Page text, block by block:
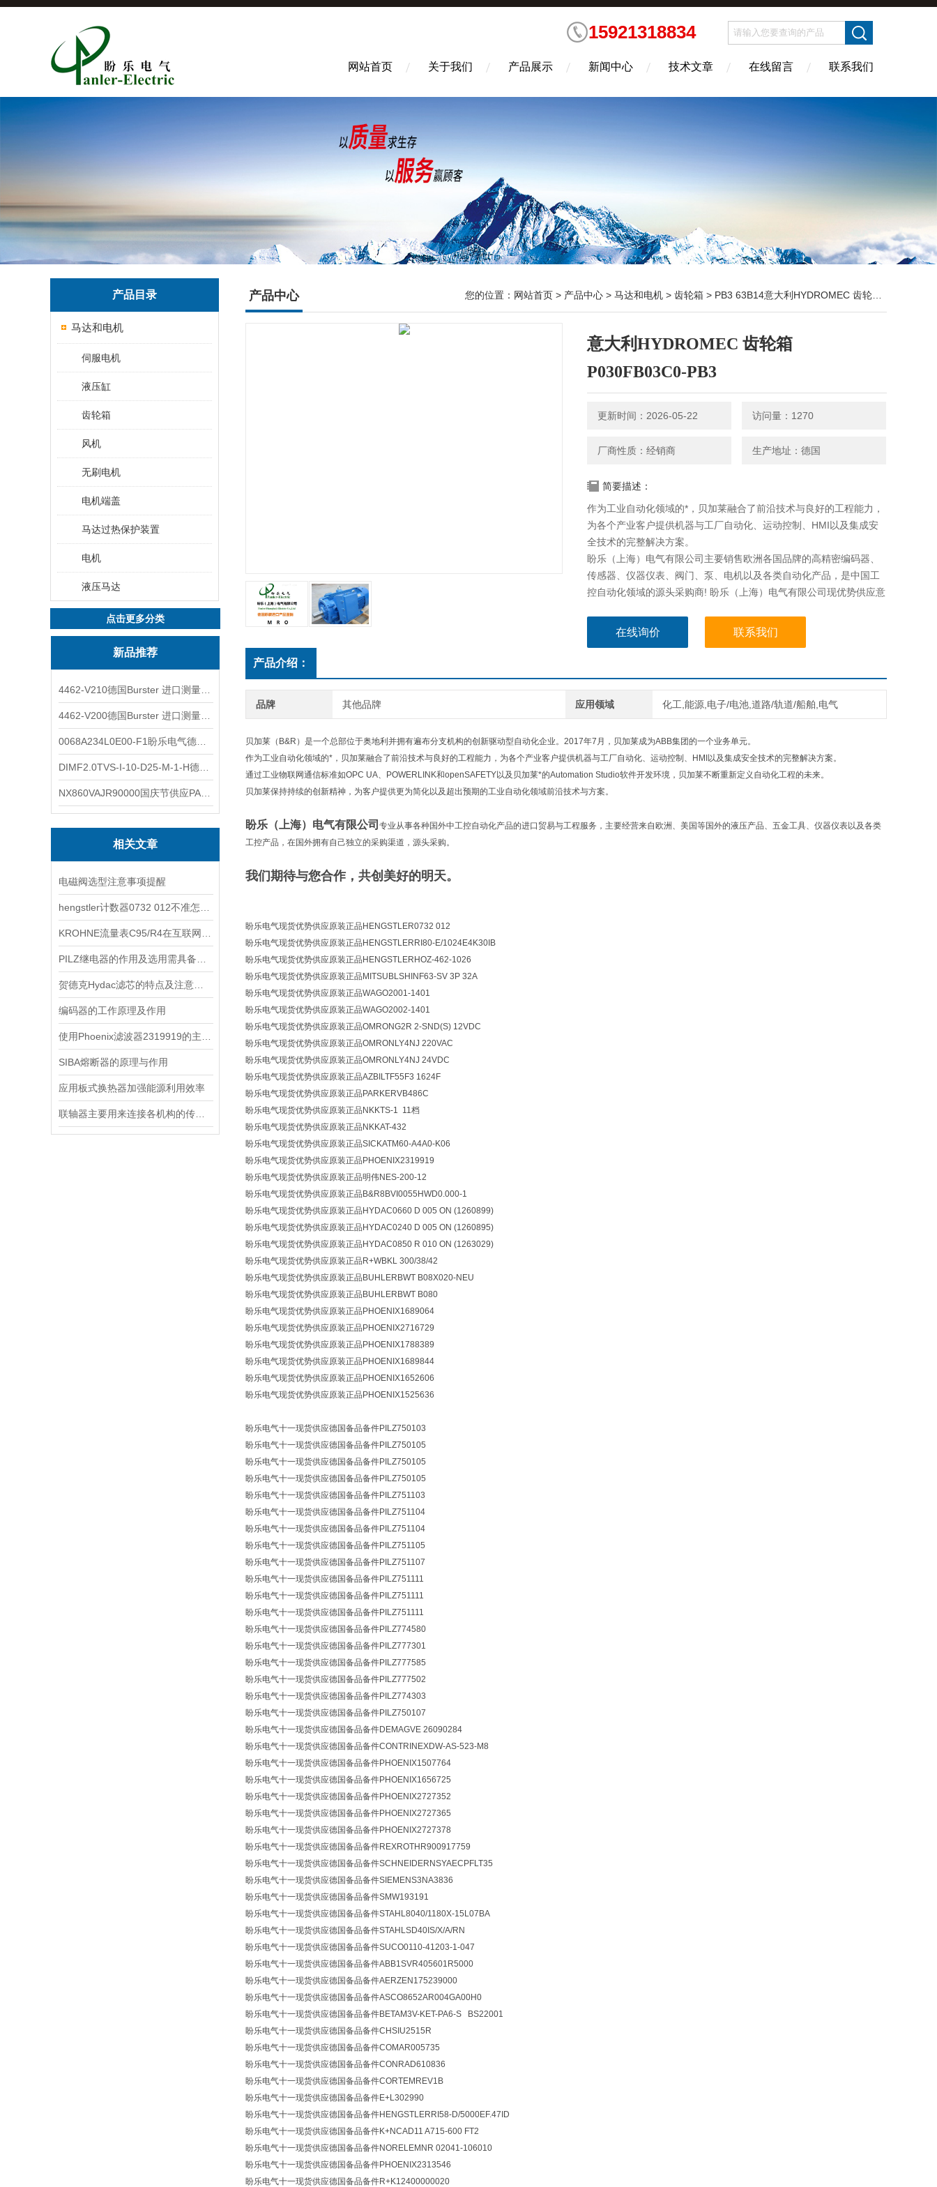
15921318834
网站首页 关于我们 产品展示 新闻中心 技术文章 在线留言 联系我们
产品目录
马达和电机
伺服电机
液压缸
齿轮箱
风机
无刷电机
电机端盖
马达过热保护装置
电机
液压马达
点击更多分类
新品推荐
相关文章
电磁阀选型注意事项提醒
编码器的工作原理及作用
SIBA熔断器的原理与作用
应用板式换热器加强能源利用效率
产品中心 您的位置： 网站首页 > 产品中心 > 马达和电机 > 齿轮箱 > PB3 63B14意大利HYDROMEC 齿轮箱 P030FB03C0-PB3
意大利HYDROMEC 齿轮箱
P030FB03C0-PB3
更新时间：2026-05-22 访问量：1270
厂商性质：经销商 生产地址：德国
简要描述：
作为工业自动化领域的*，贝加莱融合了前沿技术与良好的工程能力，
为各个产业客户提供机器与工厂自动化、运动控制、HMI以及集成安
全技术的完整解决方案。
盼乐（上海）电气有限公司主要销售欧洲各国品牌的高精密编码器、
传感器、仪器仪表、阀门、泵、电机以及各类自动化产品，是中国工
控自动化领域的源头采购商! 盼乐（上海）电气有限公司现优势供应意
在线询价 联系我们
产品介绍：
品牌 其他品牌 应用领域 化工,能源,电子/电池,道路/轨道/船舶,电气
贝加莱（B&R）是一个总部位于奥地利并拥有遍布分支机构的创新驱动型自动化企业。2017年7月，贝加莱成为ABB集团的一个业务单元。
作为工业自动化领域的*，贝加莱融合了前沿技术与良好的工程能力，为各个产业客户提供机器与工厂自动化、运动控制、HMI以及集成安全技术的完整解决方案。
通过工业物联网通信标准如OPC UA、POWERLINK和openSAFETY以及贝加莱*的Automation Studio软件开发环境，贝加莱不断重新定义自动化工程的未来。
贝加莱保持持续的创新精神，为客户提供更为简化以及超出预期的工业自动化领域前沿技术与方案。
盼乐（上海）电气有限公司 专业从事各种国外中工控自动化产品的进口贸易与工程服务，主要经营来自欧洲、美国等国外的液压产品、五金工具、仪器仪表以及各类
工控产品，在国外拥有自己独立的采购渠道，源头采购。
我们期待与您合作，共创美好的明天。
盼乐电气现货优势供应原装正品 HENGSTLER0732 012
盼乐电气现货优势供应原装正品HENGSTLERRI80-E/1024E4K30IB
盼乐电气现货优势供应原装正品HENGSTLERHOZ-462-1026
盼乐电气现货优势供应原装正品MITSUBLSHINF63-SV 3P 32A
盼乐电气现货优势供应原装正品WAGO2001-1401
盼乐电气现货优势供应原装正品WAGO2002-1401
盼乐电气现货优势供应原装正品OMRONG2R 2-SND(S) 12VDC
盼乐电气现货优势供应原装正品OMRONLY4NJ 220VAC
盼乐电气现货优势供应原装正品OMRONLY4NJ 24VDC
盼乐电气现货优势供应原装正品AZBILTF55F3 1624F
盼乐电气现货优势供应原装正品PARKERVB486C
盼乐电气现货优势供应原装正品NKKTS-1 11档
盼乐电气现货优势供应原装正品NKKAT-432
盼乐电气现货优势供应原装正品SICKATM60-A4A0-K06
盼乐电气现货优势供应原装正品PHOENIX2319919
盼乐电气现货优势供应原装正品明伟NES-200-12
盼乐电气现货优势供应原装正品B&R8BVI0055HWD0.000-1
盼乐电气现货优势供应原装正品HYDAC0660 D 005 ON (1260899)
盼乐电气现货优势供应原装正品HYDAC0240 D 005 ON (1260895)
盼乐电气现货优势供应原装正品HYDAC0850 R 010 ON (1263029)
盼乐电气现货优势供应原装正品R+WBKL 300/38/42
盼乐电气现货优势供应原装正品BUHLERBWT B08X020-NEU
盼乐电气现货优势供应原装正品BUHLERBWT B080
盼乐电气现货优势供应原装正品PHOENIX1689064
盼乐电气现货优势供应原装正品PHOENIX2716729
盼乐电气现货优势供应原装正品PHOENIX1788389
盼乐电气现货优势供应原装正品PHOENIX1689844
盼乐电气现货优势供应原装正品PHOENIX1652606
盼乐电气现货优势供应原装正品PHOENIX1525636
盼乐电气十一现货供应德国备品备件PILZ750103
盼乐电气十一现货供应德国备品备件PILZ750105
盼乐电气十一现货供应德国备品备件PILZ750105
盼乐电气十一现货供应德国备品备件PILZ750105
盼乐电气十一现货供应德国备品备件PILZ751103
盼乐电气十一现货供应德国备品备件PILZ751104
盼乐电气十一现货供应德国备品备件PILZ751104
盼乐电气十一现货供应德国备品备件PILZ751105
盼乐电气十一现货供应德国备品备件PILZ751107
盼乐电气十一现货供应德国备品备件PILZ751111
盼乐电气十一现货供应德国备品备件PILZ751111
盼乐电气十一现货供应德国备品备件PILZ751111
盼乐电气十一现货供应德国备品备件PILZ774580
盼乐电气十一现货供应德国备品备件PILZ777301
盼乐电气十一现货供应德国备品备件PILZ777585
盼乐电气十一现货供应德国备品备件PILZ777502
盼乐电气十一现货供应德国备品备件PILZ774303
盼乐电气十一现货供应德国备品备件PILZ750107
盼乐电气十一现货供应德国备品备件DEMAGVE 26090284
盼乐电气十一现货供应德国备品备件CONTRINEXDW-AS-523-M8
盼乐电气十一现货供应德国备品备件PHOENIX1507764
盼乐电气十一现货供应德国备品备件PHOENIX1656725
盼乐电气十一现货供应德国备品备件PHOENIX2727352
盼乐电气十一现货供应德国备品备件PHOENIX2727365
盼乐电气十一现货供应德国备品备件PHOENIX2727378
盼乐电气十一现货供应德国备品备件REXROTHR900917759
盼乐电气十一现货供应德国备品备件SCHNEIDERNSYAECPFLT35
盼乐电气十一现货供应德国备品备件SIEMENS3NA3836
盼乐电气十一现货供应德国备品备件SMW193191
盼乐电气十一现货供应德国备品备件STAHL8040/1180X-15L07BA
盼乐电气十一现货供应德国备品备件STAHLSD40IS/X/A/RN
盼乐电气十一现货供应德国备品备件SUCO0110-41203-1-047
盼乐电气十一现货供应德国备品备件ABB1SVR405601R5000
盼乐电气十一现货供应德国备品备件AERZEN175239000
盼乐电气十一现货供应德国备品备件ASCO8652AR004GA00H0
盼乐电气十一现货供应德国备品备件BETAM3V-KET-PA6-S BS22001
盼乐电气十一现货供应德国备品备件CHSIU2515R
盼乐电气十一现货供应德国备品备件COMAR005735
盼乐电气十一现货供应德国备品备件CONRAD610836
盼乐电气十一现货供应德国备品备件CORTEMREV1B
盼乐电气十一现货供应德国备品备件E+L302990
盼乐电气十一现货供应德国备品备件HENGSTLERRI58-D/5000EF.47ID
盼乐电气十一现货供应德国备品备件K+NCAD11 A715-600 FT2
盼乐电气十一现货供应德国备品备件NORELEMNR 02041-106010
盼乐电气十一现货供应德国备品备件PHOENIX2313546
盼乐电气十一现货供应德国备品备件R+K12400000020